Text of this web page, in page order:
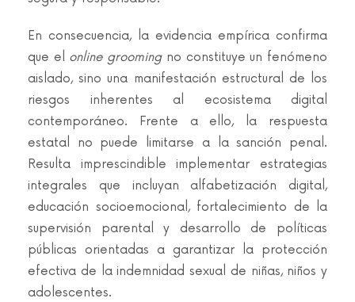
En consecuencia, la evidencia empírica confirma
que el online groomingno constituye un fenómeno
aislado, sino una manifestación estructural de los
riesgos inherentes al ecosistema digital
contemporáneo. Frente a ello, la respuesta
estatal no puede limitarse a la sanción penal.
Resulta imprescindible implementar estrategias
integrales que incluyan alfabetización digital,
educación socioemocional, fortalecimiento de la
supervisión parental y desarrollo de políticas
públicas orientadas a garantizar la protección
efectiva de la indemnidad sexual de niñas, niños y
adolescentes.